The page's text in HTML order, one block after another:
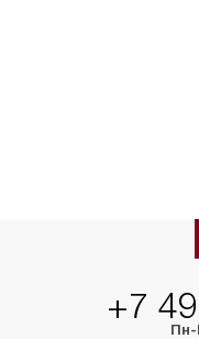
+7
Пн-